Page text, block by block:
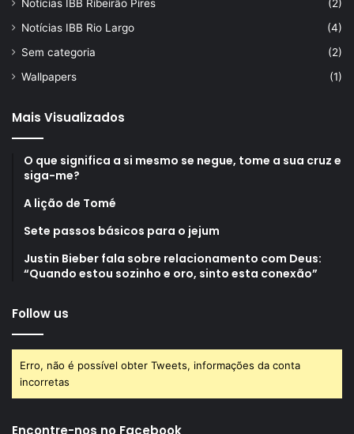
Notícias IBB Ribeirão Pires
(2)
Notícias IBB Rio Largo
(4)
Sem categoria
(2)
Wallpapers
(1)
Mais Visualizados
O que significa a si mesmo se negue, tome a sua cruz e
siga-me?
A lição de Tomé
Sete passos básicos para o jejum
Justin Bieber fala sobre relacionamento com Deus:
“Quando estou sozinho e oro, sinto esta conexão”
Follow us
Erro, não é possível obter Tweets, informações da conta
incorretas
Encontre-nos no Facebook